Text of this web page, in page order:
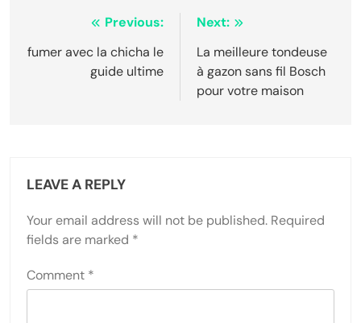
navigation
Previous:
fumer avec la chicha le
guide ultime
Next:
La meilleure tondeuse
à gazon sans fil Bosch
pour votre maison
LEAVE A REPLY
Your email address will not be published. Required
fields are marked *
Comment *